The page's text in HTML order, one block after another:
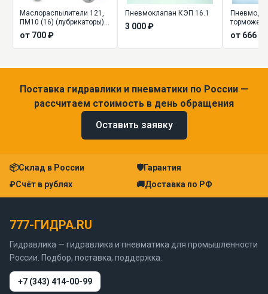
Маслораспылители 121,
ПМ10 (16) (лубрикаторы)
для подготовки воздуха
от 700 ₽
Пневмоклапан КЭП 16.1
3 000 ₽
от 666 ₽
Поставка гидравлики и пневматики по России —
рассчитаем стоимость в день обращения
Оставить заявку
📦Склад в России 🛡Гарантия
₽Счёт в рублях 🚚Доставка по РФ
777-ГИДРА.RU
Гидравлика — гидравлика и пневматика для промышленности
России. Подбор, поставка, поддержка.
+7 (343) 414-00-99